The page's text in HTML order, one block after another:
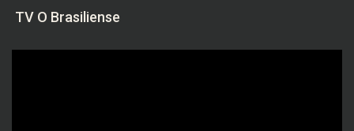
TV O Brasiliense